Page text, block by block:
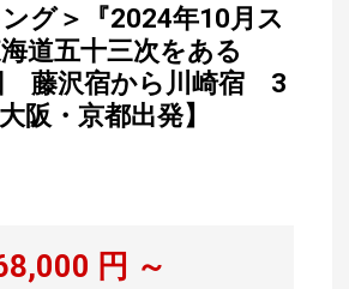
グ＞『2024年10月ス
道五十三次をある
藤沢宿から川崎宿 3
阪・京都出発】
円 ～